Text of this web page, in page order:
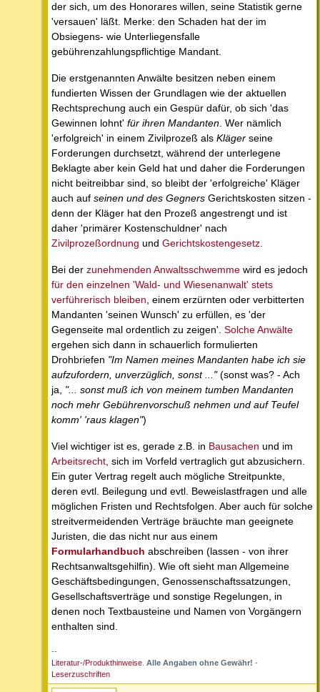
der sich, um des Honorares willen, seine Statistik gerne
'versauen' läßt. Merke: den Schaden hat der im
Obsiegens- wie Unterliegensfalle
gebührenzahlungspflichtige Mandant.
Die erstgenannten Anwälte besitzen neben einem
fundierten Wissen der Grundlagen wie der aktuellen
Rechtsprechung auch ein Gespür dafür, ob sich 'das
Gewinnen lohnt' für ihren Mandanten. Wer nämlich
'erfolgreich' in einem Zivilprozeß als Kläger seine
Forderungen durchsetzt, während der unterlegene
Beklagte aber kein Geld hat und daher die Forderungen
nicht beitreibbar sind, so bleibt der 'erfolgreiche' Kläger
auch auf seinen und des Gegners Gerichtskosten sitzen -
denn der Kläger hat den Prozeß angestrengt und ist
daher 'primärer Kostenschuldner' nach
Zivilprozeßordnung und Gerichtskostengesetz.
Bei der zunehmenden Anwaltsschwemme wird es jedoch
für den einzelnen 'Wald- und Wiesenanwalt' stets
verführerisch bleiben, einem erzürnten oder verbitterten
Mandanten 'seinen Wunsch' zu erfüllen, es 'der
Gegenseite mal ordentlich zu zeigen'. Solche Anwälte
ergehen sich dann in schauerlich formulierten
Drohbriefen "Im Namen meines Mandanten habe ich sie
aufzufordern, unverzüglich, sonst ..."(sonst was? - Ach
ja, "... sonst muß ich von meinem tumben Mandanten
noch mehr Gebührenvorschuß nehmen und auf Teufel
komm' 'raus klagen")
Viel wichtiger ist es, gerade z.B. in Bausachen und im
Arbeitsrecht, sich im Vorfeld vertraglich gut abzusichern.
Ein guter Vertrag regelt auch mögliche Streitpunkte,
deren evtl. Beilegung und evtl. Beweislastfragen und alle
möglichen Fristen und Rechtsfolgen. Aber auch für solche
streitvermeidenden Verträge bräuchte man geeignete
Juristen, die das nicht nur aus einem
Formularhandbuch abschreiben (lassen - von ihrer
Rechtsanwaltsgehilfin). Wie oft sieht man Allgemeine
Geschäftsbedingungen, Genossenschaftssatzungen,
Gesellschaftsverträge und sonstige Regelungen, in
denen noch Textbausteine und Namen von Vorgängern
enthalten sind.
--
Literatur-/Produkthinweise. Alle Angaben ohne Gewähr! -
Leserzuschriften